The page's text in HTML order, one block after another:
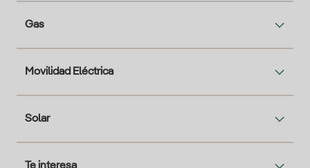
Gas
Movilidad Eléctrica
Solar